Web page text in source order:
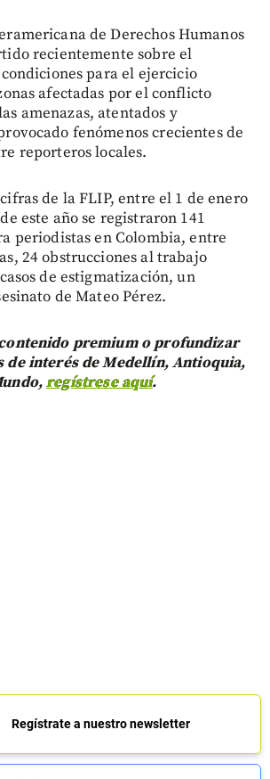
de Derechos Humanos
recientemente sobre el
para el ejercicio
afectadas por el conflicto
amenazas, atentados y
fenómenos crecientes de
reporteros locales.
de la FLIP, entre el 1 de enero
este año se registraron 141
periodistas en Colombia, entre
24 obstrucciones al trabajo
de estigmatización, un
de Mateo Pérez.
premium o profundizar
de interés de Medellín, Antioquia,
regístrese aquí.
Regístrate a nuestro newsletter